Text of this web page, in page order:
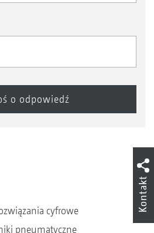
cyfrowe
pneumatyczne
Kontakt